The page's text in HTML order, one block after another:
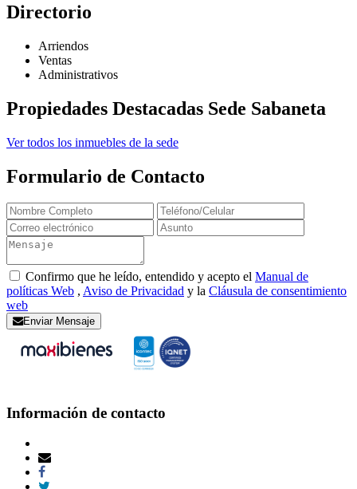
Directorio
Arriendos
Ventas
Administrativos
Propiedades Destacadas Sede Sabaneta
Ver todos los inmuebles de la sede
Formulario de Contacto
Confirmo que he leído, entendido y acepto el Manual de
políticas Web , Aviso de Privacidad y la Cláusula de consentimiento
web
Enviar Mensaje
Información de contacto